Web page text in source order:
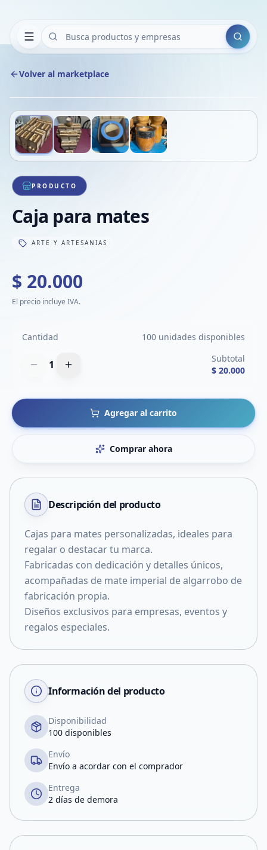
Buscar
Volver al marketplace
1/4
PRODUCTO
Caja para mates
ARTE Y ARTESANIAS
$ 20.000
El precio incluye IVA.
Cantidad 100 unidades disponibles
1
Subtotal
$ 20.000
Agregar al carrito
Comprar ahora
Descripción del producto
Cajas para mates personalizadas, ideales para
regalar o destacar tu marca.
Fabricadas con dedicación y detalles únicos,
acompañadas de mate imperial de algarrobo de
fabricación propia.
Diseños exclusivos para empresas, eventos y
regalos especiales.
Información del producto
Disponibilidad
100 disponibles
Envío
Envío a acordar con el comprador
Entrega
2 días de demora